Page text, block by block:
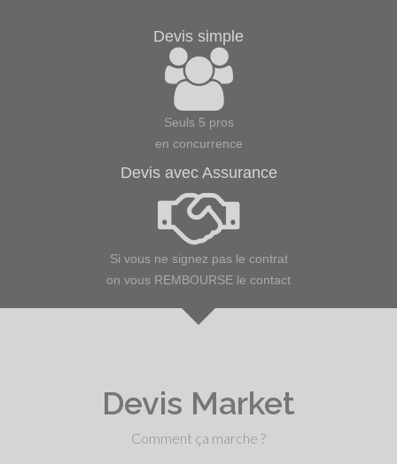
Devis simple
Seuls 5 pros
en concurrence
Devis avec Assurance
Si vous ne signez pas le contrat
on vous REMBOURSE le contact
Devis Market
Comment ça marche ?